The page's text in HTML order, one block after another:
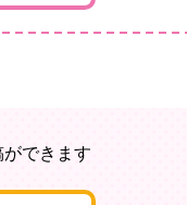
ができます